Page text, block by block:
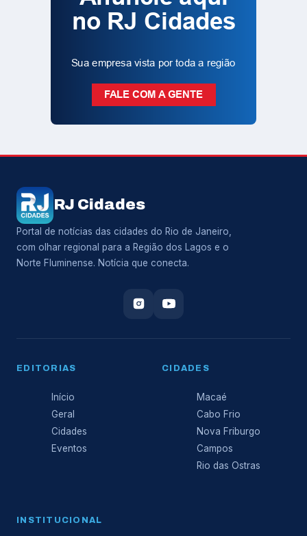
RJ Cidades
Portal de notícias das cidades do Rio de Janeiro,
com olhar regional para a Região dos Lagos e o
Norte Fluminense. Notícia que conecta.
EDITORIAS
Início
Geral
Cidades
Eventos
CIDADES
Macaé
Cabo Frio
Nova Friburgo
Campos
Rio das Ostras
INSTITUCIONAL